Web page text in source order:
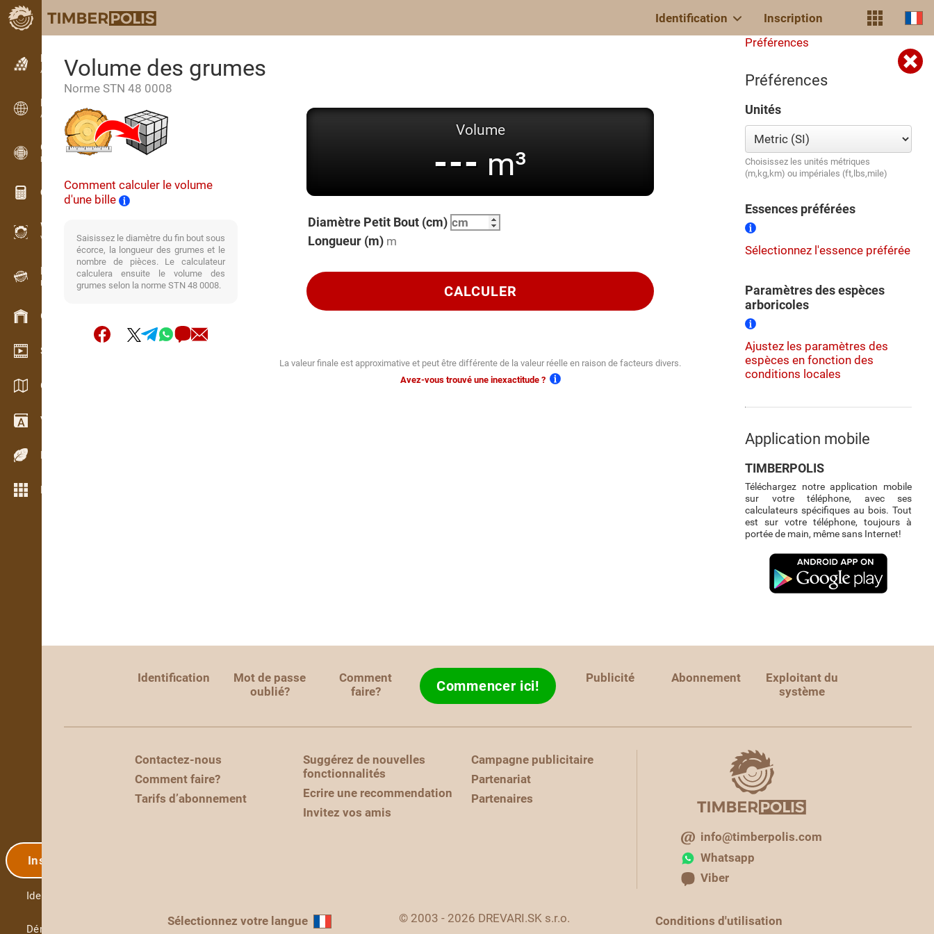
Identification Inscription
Petites annonces
Annonces texte
Petites annonces
Annonces internationales
OPTI-TIMB
Plans de débit
Calculateurs pour le bois
WoodProfi
Volume de bois avec IA
Enregistreur
Inventaire du bois sur le terrain
Gestion du stock
Schowroom vidéo
Catalogues / Brochures
Vocabulaire
Espèces de bois
Plus de fonctions
Inscription
Identification
Démo
Volume des grumes
Norme STN 48 0008
Comment calculer le volume
d'une bille
Saisissez le diamètre du fin bout sous
écorce, la longueur des grumes et le
nombre de pièces. Le calculateur
calculera ensuite le volume des
grumes selon la norme STN 48 0008.
Volume
--- m³
Diamètre Petit Bout (cm)
Longueur (m)
CALCULER
La valeur finale est approximative et peut être différente de la valeur réelle en raison de facteurs divers.
Avez-vous trouvé une inexactitude ?
Préférences
Préférences
Unités
Choisissez les unités métriques
(m,kg,km) ou impériales (ft,lbs,mile)
Essences préférées
Sélectionnez l'essence préférée
Paramètres des espèces
arboricoles
Ajustez les paramètres des
espèces en fonction des
conditions locales
Application mobile
TIMBERPOLIS
Téléchargez notre application mobile
sur votre téléphone, avec ses
calculateurs spécifiques au bois. Tout
est sur votre téléphone, toujours à
portée de main, même sans Internet!
Identification
Mot de passe
oublié?
Comment
faire?
Commencer ici! Publicité Abonnement
Exploitant du
système
Contactez-nous
Comment faire?
Tarifs d’abonnement
Suggérez de nouvelles
fonctionnalités
Ecrire une recommendation
Invitez vos amis
Campagne publicitaire
Partenariat
Partenaires
info@timberpolis.com
Whatsapp
Viber
Sélectionnez votre langue © 2003 - 2026 DREVARI.SK s.r.o. Conditions d'utilisation